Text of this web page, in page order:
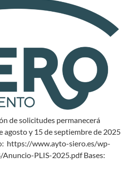
de solicitudes permanecerá
agosto y 15 de septiembre de 2025
https://www.ayto-siero.es/wp-
PLIS-2025.pdf Bases: